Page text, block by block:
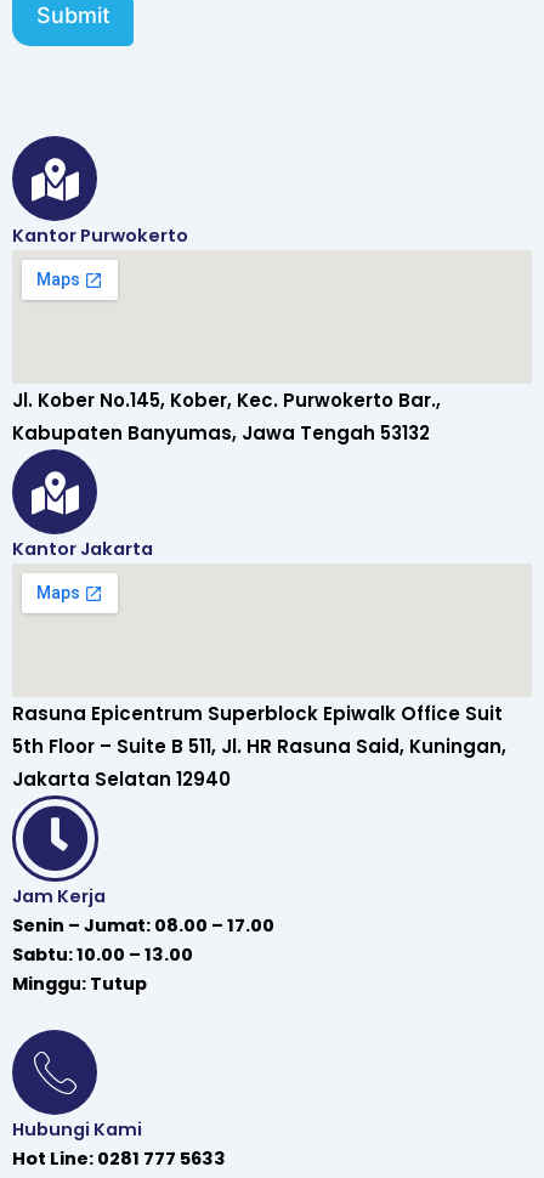
Submit
Kantor Purwokerto
Jl. Kober No.145, Kober, Kec. Purwokerto Bar.,
Kabupaten Banyumas, Jawa Tengah 53132
Kantor Jakarta
Rasuna Epicentrum Superblock Epiwalk Office Suit
5th Floor – Suite B 511, Jl. HR Rasuna Said, Kuningan,
Jakarta Selatan 12940
Jam Kerja
Senin – Jumat: 08.00 – 17.00
Sabtu: 10.00 – 13.00
Minggu: Tutup
Hubungi Kami
Hot Line: 0281 777 5633